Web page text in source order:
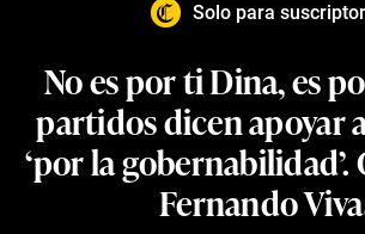
Solo para
No es por ti Dina, es
partidos dicen apoyar
‘por la
Fernando